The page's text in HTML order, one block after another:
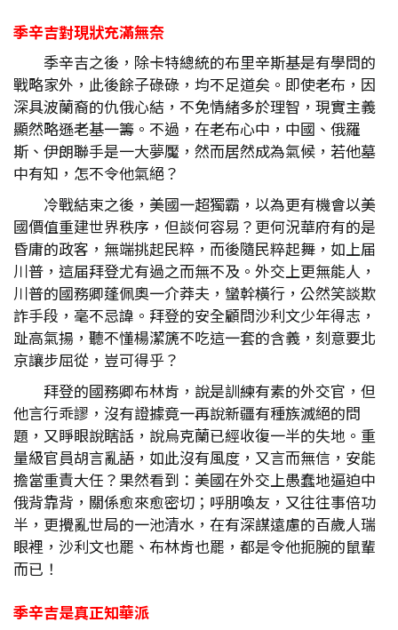
季辛吉對現狀充滿無奈
季辛吉之後，除卡特總統的布里辛斯基是有學問的
戰略家外，此後餘子碌碌，均不足道矣。即使老布，因
深具波蘭裔的仇俄心結，不免情緒多於理智，現實主義
顯然略遜老基一籌。不過，在老布心中，中國、俄羅
斯、伊朗聯手是一大夢魘，然而居然成為氣候，若他墓
中有知，怎不令他氣絕？
冷戰結束之後，美國一超獨霸，以為更有機會以美
國價值重建世界秩序，但談何容易？更何況華府有的是
昏庸的政客，無端挑起民粹，而後隨民粹起舞，如上届
川普，這届拜登尤有過之而無不及。外交上更無能人，
川普的國務卿蓬佩奧一介莽夫，蠻幹橫行，公然笑談欺
詐手段，毫不忌諱。拜登的安全顧問沙利文少年得志，
趾高氣揚，聽不懂楊潔篪不吃這一套的含義，刻意要北
京讓步屈從，豈可得乎？
拜登的國務卿布林肯，說是訓練有素的外交官，但
他言行乖謬，沒有證據竟一再說新疆有種族滅絕的問
題，又睜眼說瞎話，說烏克蘭已經收復一半的失地。重
量級官員胡言亂語，如此沒有風度，又言而無信，安能
擔當重責大任？果然看到：美國在外交上愚蠢地逼迫中
俄背靠背，關係愈來愈密切；呼朋喚友，又往往事倍功
半，更攪亂世局的一池清水，在有深謀遠慮的百歲人瑞
眼裡，沙利文也罷、布林肯也罷，都是令他扼腕的鼠輩
而已！
季辛吉是真正知華派